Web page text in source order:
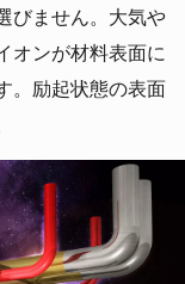
びません。大気や
オンが材料表面に
。励起状態の表面